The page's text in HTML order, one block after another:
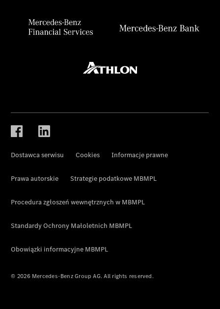
Dostawca serwisu Cookies Informacje prawne
Prawa autorskie Strategie podatkowe MBMPL
Procedura zgłoszeń wewnętrznych w MBMPL
Standardy Ochrony Małoletnich MBMPL
Obowiązki informacyjne MBMPL
© 2026 Mercedes-Benz Group AG. All rights reserved.